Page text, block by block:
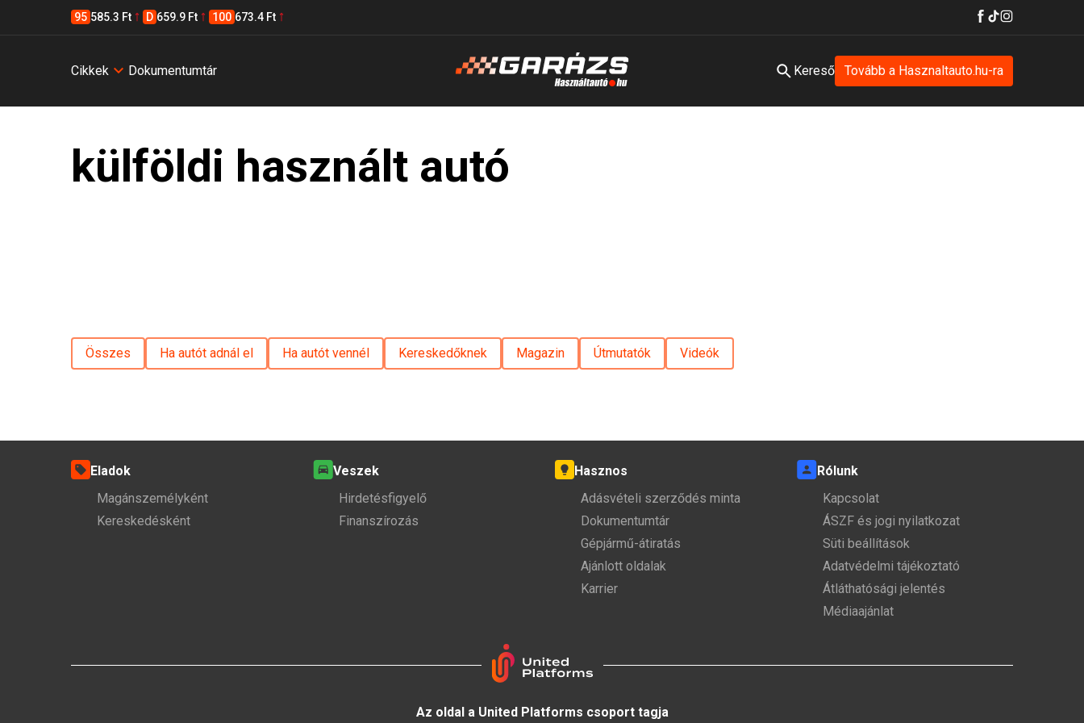
95 585.3 Ft D 659.9 Ft 100 673.4 Ft
Cikkek Dokumentumtár Kereső Tovább a Hasznaltauto.hu-ra
külföldi használt autó
Összes Ha autót adnál el Ha autót vennél Kereskedőknek Magazin Útmutatók Videók
Eladok
Magánszemélyként
Kereskedésként
Veszek
Hirdetésfigyelő
Finanszírozás
Hasznos
Adásvételi szerződés minta
Dokumentumtár
Gépjármű-átiratás
Ajánlott oldalak
Karrier
Rólunk
Kapcsolat
ÁSZF és jogi nyilatkozat
Süti beállítások
Adatvédelmi tájékoztató
Átláthatósági jelentés
Médiaajánlat
Az oldal a United Platforms csoport tagja